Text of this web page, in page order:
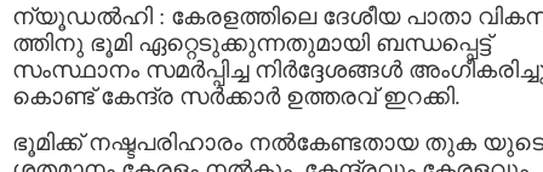
ന്യൂഡല്‍ഹി : കേരളത്തിലെ ദേശീയ പാതാ
ത്തിനു ഭൂമി ഏറ്റെടുക്കുന്നതുമായി ബന്ധപ്പെട്ട്
സംസ്ഥാനം സമര്‍പ്പിച്ച നിര്‍ദ്ദേശങ്ങള്‍
കൊണ്ട് കേന്ദ്ര സര്‍ക്കാര്‍ ഉത്തരവ് ഇറക്കി.
ഭൂമിക്ക് നഷ്ടപരിഹാരം നല്‍കേണ്ടതായ തുക യുടെ